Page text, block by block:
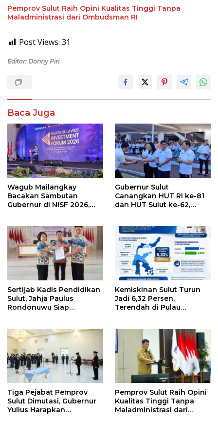
Pemprov Sulut Raih Opini Kualitas Tinggi Tanpa
Maladministrasi dari Ombudsman RI
Post Views: 31
Editor: Donny Piri
Baca Juga
Wagub Mailangkay
Bacakan Sambutan
Gubernur di NISF 2026,
Kelapa ke Investor
Gubernur Sulut
Canangkan HUT RI ke-81
dan HUT Sulut ke-62,
Kendaraan
Sertijab Kadis Pendidikan
Sulut, Jahja Paulus
Rondonuwu Siap
Kemiskinan Sulut Turun
Jadi 6,32 Persen,
Terendah di Pulau
Tiga Pejabat Pemprov
Sulut Dimutasi, Gubernur
Yulius Harapkan
Pemprov Sulut Raih Opini
Kualitas Tinggi Tanpa
Maladministrasi dari